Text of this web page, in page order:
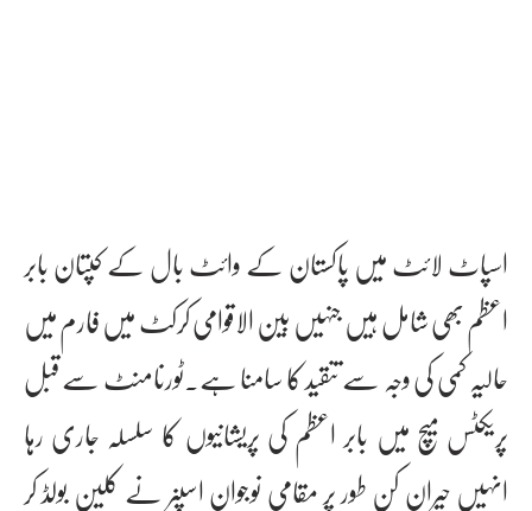
اسپاٹ لائٹ میں پاکستان کے وائٹ بال کے کپتان بابر
اعظم بھی شامل ہیں جنہیں بین الاقوامی کرکٹ میں فارم میں
حالیہ کمی کی وجہ سے تنقید کا سامنا ہے۔ٹورنامنٹ سے قبل
پریکٹس میچ میں بابر اعظم کی پریشانیوں کا سلسلہ جاری رہا
انہیں حیران کن طور پر مقامی نوجوان اسپنر نے کلین بولڈ کر